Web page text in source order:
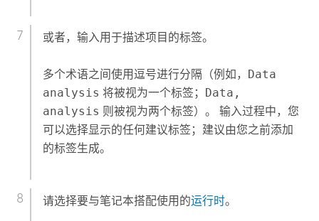
或者，输入用于描述项目的标签。
多个术语之间使用逗号进行分隔（例如，
Data
analysis 将被视为一个标签；
Data,
analysis 则被视为两个标签）。 输入过程中，您
可以选择显示的任何建议标签；建议由您之前添加
的标签生成。
请选择要与笔记本搭配使用的运行时。